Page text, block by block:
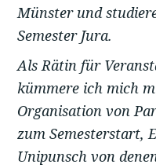
Münster und
Semester Jura.
Als Rätin für
kümmere ich mich
Organisation von
zum Semesterstart,
Unipunsch von